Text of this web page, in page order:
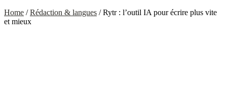
Home /Rédaction & langues / Rytr : l’outil IA pour écrire plus vite
et mieux